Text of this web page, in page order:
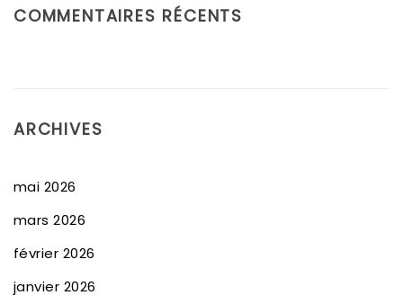
COMMENTAIRES RÉCENTS
ARCHIVES
mai 2026
mars 2026
février 2026
janvier 2026